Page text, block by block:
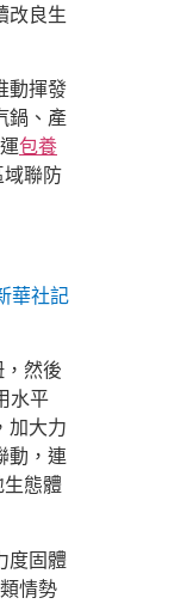
改良生
動揮發
鍋、產
包養
域聯防
華社記
然後
水平
加大力
動，連
態體
度固體
情勢